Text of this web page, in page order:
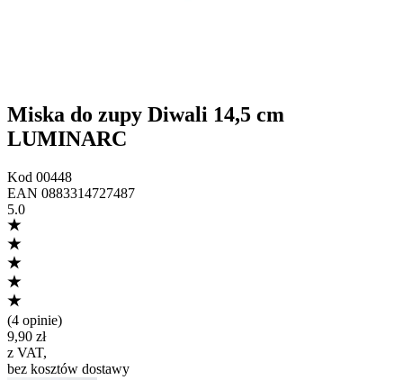
Miska do zupy Diwali 14,5 cm
LUMINARC
Kod 00448
EAN 0883314727487
5.0
(4 opinie)
9,90 zł
z VAT,
bez kosztów dostawy